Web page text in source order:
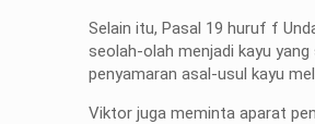
Selain itu, Pasal 19 huruf f
seolah-olah menjadi kayu
penyamaran asal-usul kayu
Viktor juga meminta aparat